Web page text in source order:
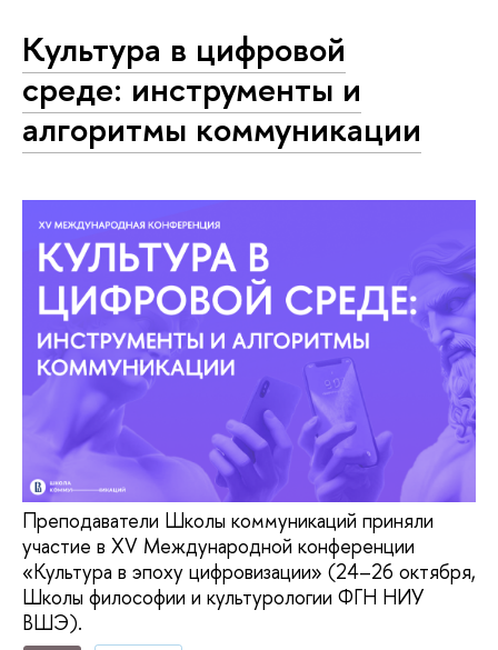
Культура в цифровой
среде: инструменты и
алгоритмы коммуникации
Преподаватели Школы коммуникаций приняли
участие в XV Международной конференции
«Культура в эпоху цифровизации» (24–26 октября,
Школы философии и культурологии ФГН НИУ
ВШЭ).